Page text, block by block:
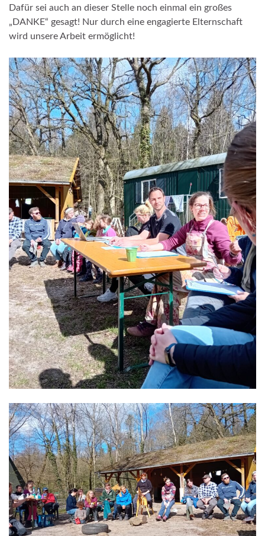
Dafür sei auch an dieser Stelle noch einmal ein großes
„DANKE“ gesagt! Nur durch eine engagierte Elternschaft
wird unsere Arbeit ermöglicht!